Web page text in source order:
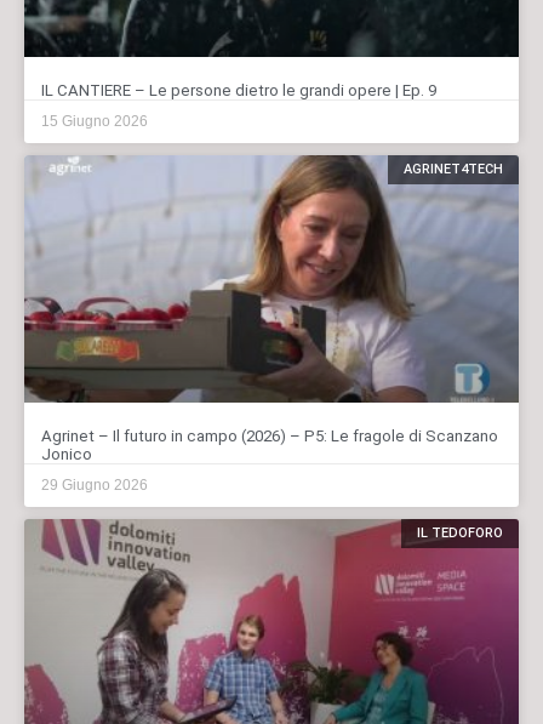
IL CANTIERE – Le persone dietro le grandi opere | Ep. 9
15 Giugno 2026
AGRINET4TECH
Agrinet – Il futuro in campo (2026) – P5: Le fragole di Scanzano
Jonico
29 Giugno 2026
IL TEDOFORO